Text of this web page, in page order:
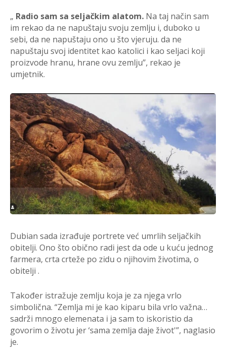
„ Radio sam sa seljačkim alatom. Na taj način sam
im rekao da ne napuštaju svoju zemlju i, duboko u
sebi, da ne napuštaju ono u što vjeruju. da ne
napuštaju svoj identitet kao katolici i kao seljaci koji
proizvode hranu, hrane ovu zemlju”, rekao je
umjetnik.
Dubian sada izrađuje portrete već umrlih seljačkih
obitelji. Ono što obično radi jest da ode u kuću jednog
farmera, crta crteže po zidu o njihovim životima, o
obitelji .
Također istražuje zemlju koja je za njega vrlo
simbolična. “Zemlja mi je kao kiparu bila vrlo važna…
sadrži mnogo elemenata i ja sam to iskoristio da
govorim o životu jer ‘sama zemlja daje život'”, naglasio
je.